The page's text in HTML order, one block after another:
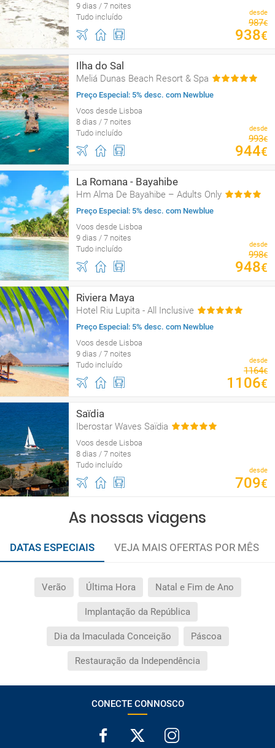
9 dias / 7 noites
Tudo incluído
desde
987€
938€
Ilha do Sal
Meliá Dunas Beach Resort & Spa
Preço Especial: 5% desc. com Newblue
Voos desde Lisboa
8 dias / 7 noites
Tudo incluído
desde
993€
944€
La Romana - Bayahibe
Hm Alma De Bayahibe – Adults Only
Preço Especial: 5% desc. com Newblue
Voos desde Lisboa
9 dias / 7 noites
Tudo incluído
desde
998€
948€
Riviera Maya
Hotel Riu Lupita - All Inclusive
Preço Especial: 5% desc. com Newblue
Voos desde Lisboa
9 dias / 7 noites
Tudo incluído
desde
1164€
1106€
Saïdia
Iberostar Waves Saïdia
Voos desde Lisboa
8 dias / 7 noites
Tudo incluído
desde
709€
As nossas viagens
DATAS ESPECIAIS VEJA MAIS OFERTAS POR MÊS
Verão Última Hora Natal e Fim de Ano
Implantação da República
Dia da Imaculada Conceição Páscoa
Restauração da Independência
CONECTE CONNOSCO